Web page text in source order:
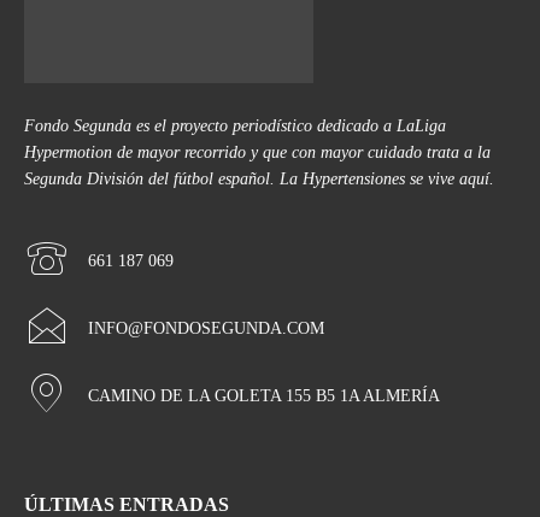
Fondo Segunda es el proyecto periodístico dedicado a LaLiga
Hypermotion de mayor recorrido y que con mayor cuidado trata a la
Segunda División del fútbol español. La Hypertensiones se vive aquí.
661 187 069
INFO@FONDOSEGUNDA.COM
CAMINO DE LA GOLETA 155 B5 1A ALMERÍA
ÚLTIMAS ENTRADAS